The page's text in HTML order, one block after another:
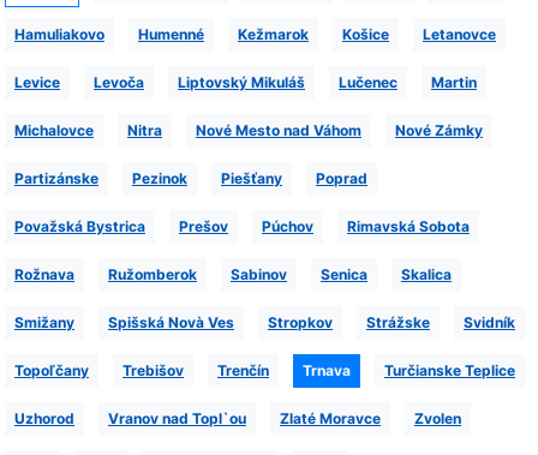
Hamuliakovo Humenné Kežmarok Košice Letanovce
Levice Levoča Liptovský Mikuláš Lučenec Martin
Michalovce Nitra Nové Mesto nad Váhom Nové Zámky
Partizánske Pezinok Piešťany Poprad
Považská Bystrica Prešov Púchov Rimavská Sobota
Rožnava Ružomberok Sabinov Senica Skalica
Smižany Spišská Novà Ves Stropkov Strážske Svidník
Topoľčany Trebišov Trenčín Trnava Turčianske Teplice
Uzhorod Vranov nad Topl`ou Zlaté Moravce Zvolen